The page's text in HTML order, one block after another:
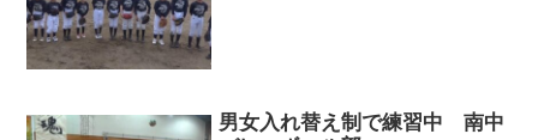
男女入れ替え制で練習中 南中